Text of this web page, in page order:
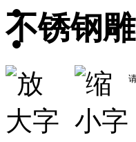
供应
招商加盟
关于我们
不锈钢